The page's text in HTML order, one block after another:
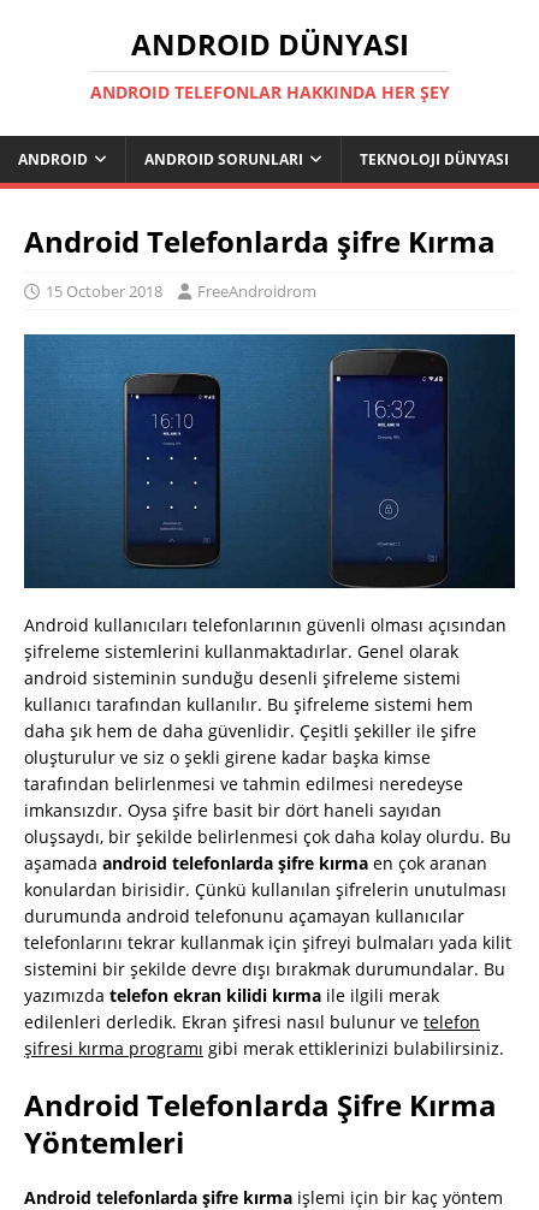
ANDROID DÜNYASI
ANDROID TELEFONLAR HAKKINDA HER ŞEY
ANDROID ANDROID SORUNLARI TEKNOLOJI DÜNYASI
Android Telefonlarda şifre Kırma
15 October 2018 FreeAndroidrom
Android kullanıcıları telefonlarının güvenli olması açısından
şifreleme sistemlerini kullanmaktadırlar. Genel olarak
android sisteminin sunduğu desenli şifreleme sistemi
kullanıcı tarafından kullanılır. Bu şifreleme sistemi hem
daha şık hem de daha güvenlidir. Çeşitli şekiller ile şifre
oluşturulur ve siz o şekli girene kadar başka kimse
tarafından belirlenmesi ve tahmin edilmesi neredeyse
imkansızdır. Oysa şifre basit bir dört haneli sayıdan
oluşsaydı, bir şekilde belirlenmesi çok daha kolay olurdu. Bu
aşamada android telefonlarda şifre kırma en çok aranan
konulardan birisidir. Çünkü kullanılan şifrelerin unutulması
durumunda android telefonunu açamayan kullanıcılar
telefonlarını tekrar kullanmak için şifreyi bulmaları yada kilit
sistemini bir şekilde devre dışı bırakmak durumundalar. Bu
yazımızda telefon ekran kilidi kırma ile ilgili merak
edilenleri derledik. Ekran şifresi nasıl bulunur ve telefon
şifresi kırma programı gibi merak ettiklerinizi bulabilirsiniz.
Android Telefonlarda Şifre Kırma
Yöntemleri
Android telefonlarda şifre kırma işlemi için bir kaç yöntem